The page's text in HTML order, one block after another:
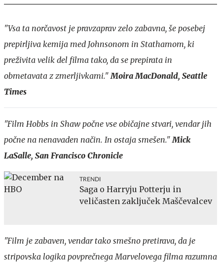
"Vsa ta norčavost je pravzaprav zelo zabavna, še posebej
prepirljiva kemija med Johnsonom in Stathamom, ki
preživita velik del filma tako, da se prepirata in
obmetavata z zmerljivkami." Moira MacDonald, Seattle
Times
"Film Hobbs in Shaw počne vse običajne stvari, vendar jih
počne na nenavaden način. In ostaja smešen." Mick
LaSalle, San Francisco Chronicle
TRENDI
Saga o Harryju Potterju in
veličasten zaključek Maščevalcev
"Film je zabaven, vendar tako smešno pretirava, da je
stripovska logika povprečnega Marvelovega filma razumna